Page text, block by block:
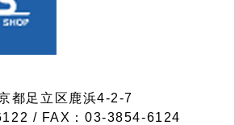
都足立区鹿浜4-2-7
/ FAX：03-3854-6124